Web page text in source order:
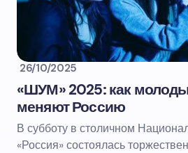
26/10/2025
«ШУМ» 2025: как
меняют Россию
В субботу в столичном
«Россия» состоялась